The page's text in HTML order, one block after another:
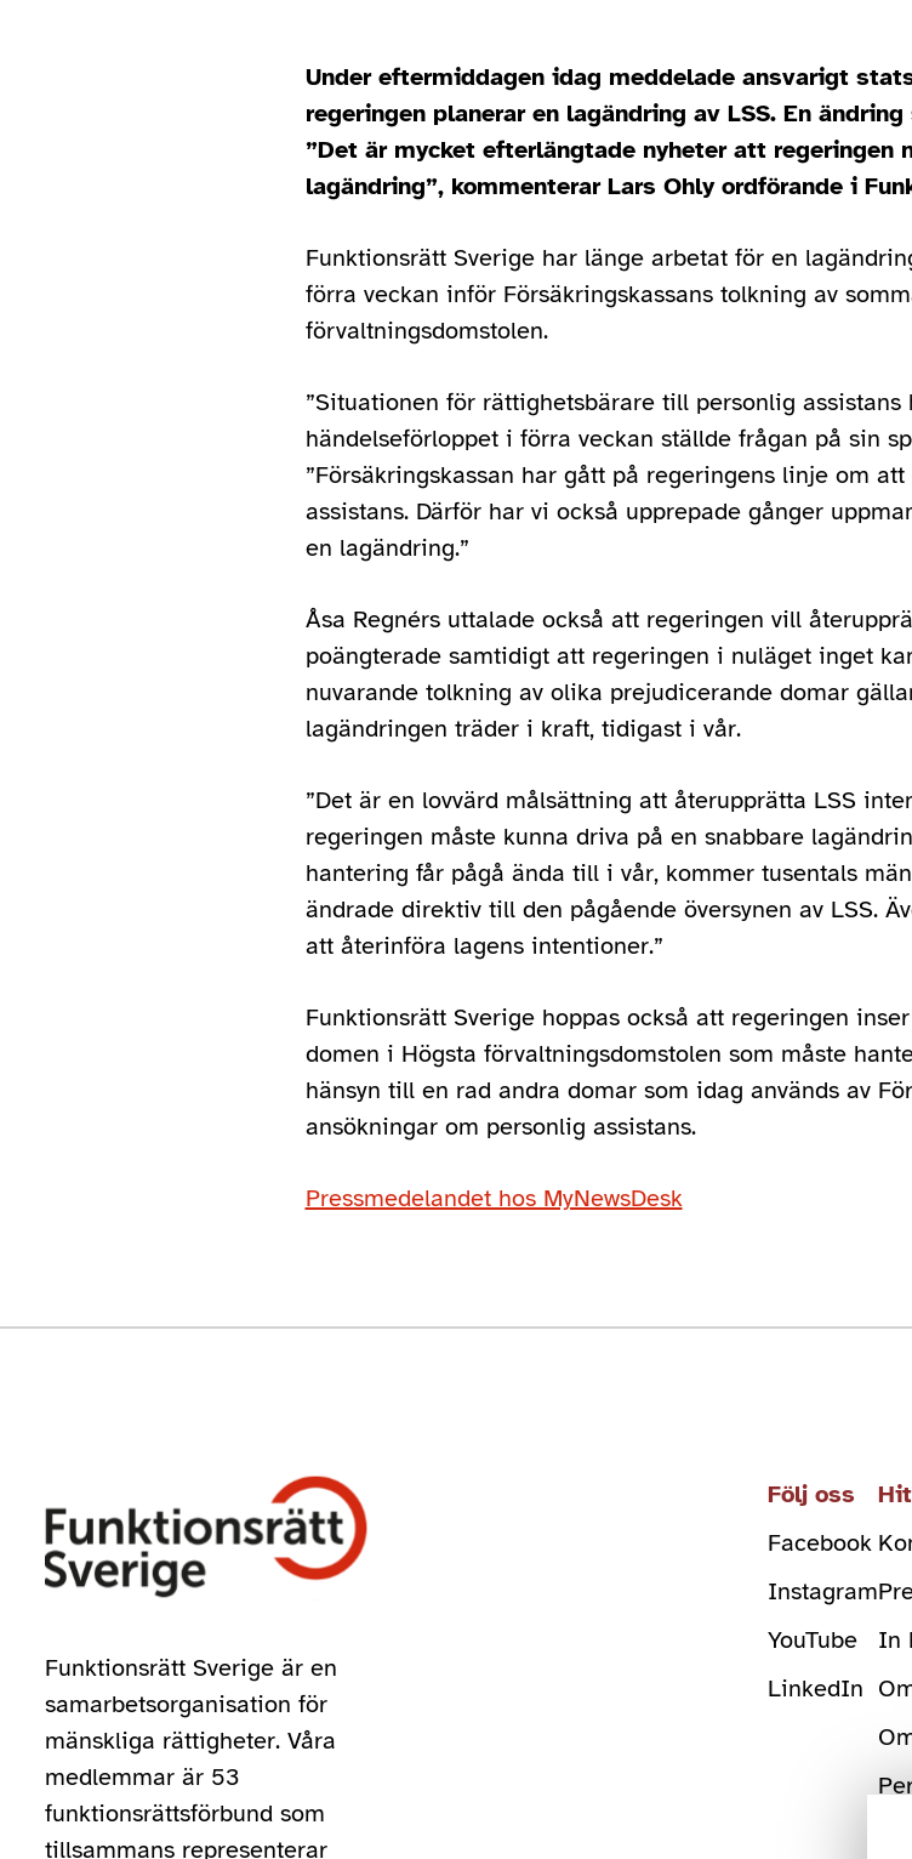
Under eftermiddagen idag meddelade ansvarigt
regeringen planerar en lagändring av LSS. En
”Det är mycket efterlängtade nyheter att regeringen
lagändring”, kommenterar Lars Ohly ordförande i
Funktionsrätt Sverige har länge arbetat för en
förra veckan inför Försäkringskassans tolkning av
förvaltningsdomstolen.
”Situationen för rättighetsbärare till personlig
händelseförloppet i förra veckan ställde frågan på sin
”Försäkringskassan har gått på regeringens linje om
assistans. Därför har vi också upprepade gånger
en lagändring.”
Åsa Regnérs uttalade också att regeringen vill
poängterade samtidigt att regeringen i nuläget inget
nuvarande tolkning av olika prejudicerande domar
lagändringen träder i kraft, tidigast i vår.
”Det är en lovvärd målsättning att återupprätta LSS
regeringen måste kunna driva på en snabbare
hantering får pågå ända till i vår, kommer tusentals
ändrade direktiv till den pågående översynen av LSS.
att återinföra lagens intentioner.”
Funktionsrätt Sverige hoppas också att regeringen
domen i Högsta förvaltningsdomstolen som måste
hänsyn till en rad andra domar som idag används av
ansökningar om personlig assistans.
Pressmedelandet hos MyNewsDesk
Funktionsrätt Sverige är en
samarbetsorganisation för
mänskliga rättigheter. Våra
medlemmar är 53
funktionsrättsförbund som
tillsammans representerar
Följ oss
Facebook
Instagram
YouTube
LinkedIn
In